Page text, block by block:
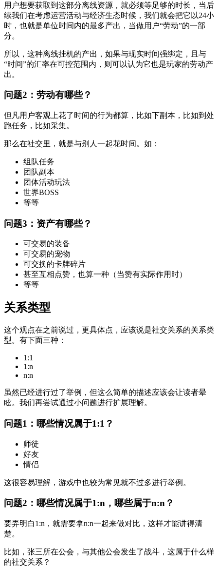
用户想要获取到这部分离线资源，就必须等足够的时长，当后
续我们在考虑运营活动与经济生态时候，我们就会把它以24小
时，也就是单位时间内的最多产出，当做用户“劳动”的一部
分。
所以，这种离线挂机的产出，如果与现实时间强绑定，且与
“时间”的汇率在可控范围内，则可以认为它也是玩家的劳动产
出。
问题2：劳动有哪些？
但凡用户客观上花了时间的行为都算，比如下副本，比如到处
跑任务，比如采集。
那么在社交里，就是与别人一起花时间。如：
组队任务
团队副本
团体活动玩法
世界BOSS
等等
问题3：资产有哪些？
可交易的装备
可交易的宠物
可交换的卡牌碎片
甚至互相点赞，也算一种（当赞有实际作用时）
等等
关系类型
这个观点在之前说过，更具体点，应该说是社交关系的关系类
型。有下面三种：
1:1
1:n
n:n
虽然已经进行过了举例，但这么简单的描述应该会让读者晕
眩。我们再尝试通过小问题进行扩展理解。
问题1：哪些情况属于1:1？
师徒
好友
情侣
这很容易理解，游戏中也较为常见就不过多进行举例。
问题2：哪些情况属于1:n，哪些属于n:n？
要弄明白1:n，就需要拿n:n一起来做对比，这样才能讲得清
楚。
比如，张三所在公会，与其他公会发生了战斗，这属于什么样
的社交关系？